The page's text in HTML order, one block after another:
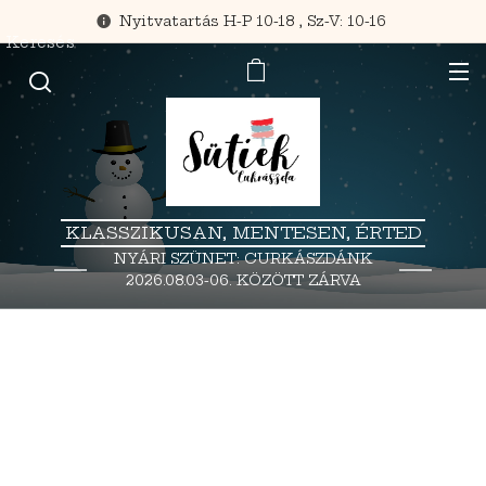
Nyitvatartás H-P 10-18 , Sz-V: 10-16
KLASSZIKUSAN, MENTESEN, ÉRTED
NYÁRI SZÜNET: CURKÁSZDÁNK
2026.08.03-06. KÖZÖTT ZÁRVA
Keresés